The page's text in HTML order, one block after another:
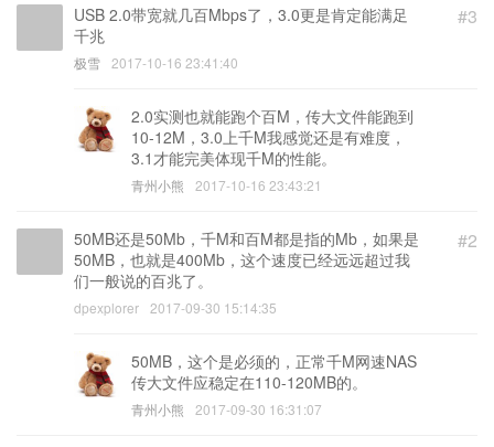
#3
USB 2.0带宽就几百Mbps了，3.0更是肯定能满足
千兆
极雪 2017-10-16 23:41:40
2.0实测也就能跑个百M，传大文件能跑到
10-12M，3.0上千M我感觉还是有难度，
3.1才能完美体现千M的性能。
青州小熊 2017-10-16 23:43:21
#2
50MB还是50Mb，千M和百M都是指的Mb，如果是
50MB，也就是400Mb，这个速度已经远远超过我
们一般说的百兆了。
dpexplorer 2017-09-30 15:14:35
50MB，这个是必须的，正常千M网速NAS
传大文件应稳定在110-120MB的。
青州小熊 2017-09-30 16:31:07